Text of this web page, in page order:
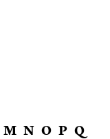
M N O P Q